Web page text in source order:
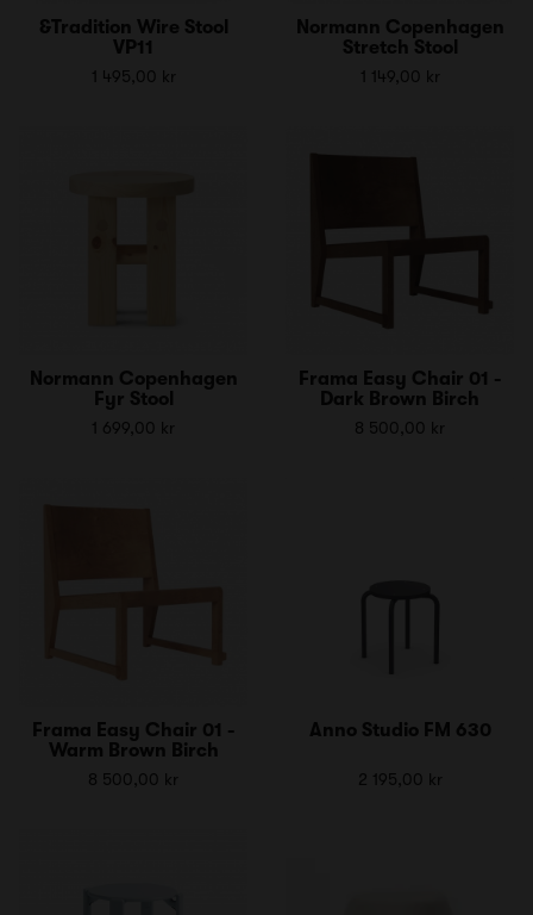
&Tradition Wire Stool
VP11
1 495,00 kr
Normann Copenhagen
Stretch Stool
1 149,00 kr
Normann Copenhagen
Fyr Stool
1 699,00 kr
Frama Easy Chair 01 -
Dark Brown Birch
8 500,00 kr
Frama Easy Chair 01 -
Warm Brown Birch
8 500,00 kr
Anno Studio FM 630
2 195,00 kr